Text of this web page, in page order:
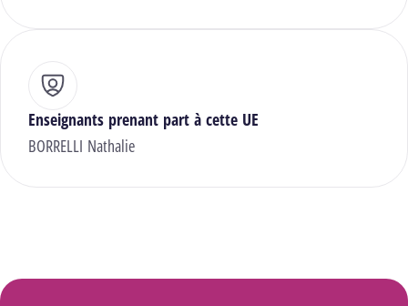
Enseignants prenant part à cette UE
BORRELLI Nathalie